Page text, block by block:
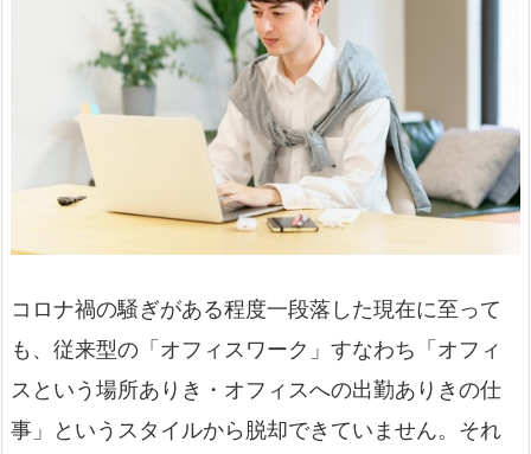
コロナ禍の騒ぎがある程度一段落した現在に至って
も、従来型の「オフィスワーク」すなわち「オフィ
スという場所ありき・オフィスへの出勤ありきの仕
事」というスタイルから脱却できていません。それ